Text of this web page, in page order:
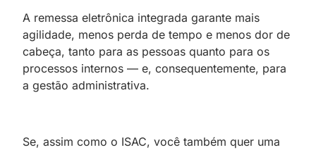
A remessa eletrônica integrada garante mais
agilidade, menos perda de tempo e menos dor de
cabeça, tanto para as pessoas quanto para os
processos internos — e, consequentemente, para
a gestão administrativa.
Se, assim como o ISAC, você também quer uma